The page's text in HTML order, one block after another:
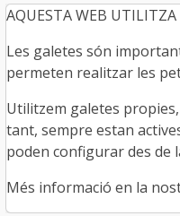
AQUESTA WEB UTILITZA
Les galetes són
permeten realitzar les
Utilitzem galetes
tant, sempre estan
poden configurar des de
Més informació en la